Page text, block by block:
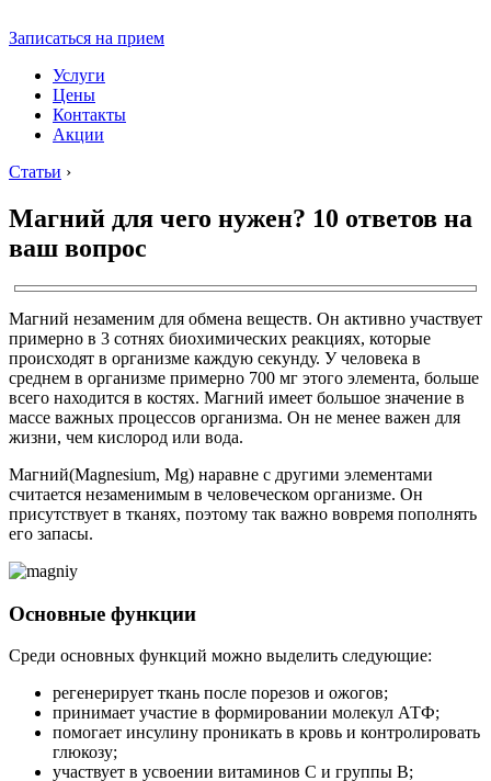
Записаться на прием
Услуги
Цены
Контакты
Акции
Статьи ›
Магний для чего нужен? 10 ответов на
ваш вопрос
Магний незаменим для обмена веществ. Он активно участвует
примерно в 3 сотнях биохимических реакциях, которые
происходят в организме каждую секунду. У человека в
среднем в организме примерно 700 мг этого элемента, больше
всего находится в костях. Магний имеет большое значение в
массе важных процессов организма. Он не менее важен для
жизни, чем кислород или вода.
Магний(Magnesium, Mg) наравне с другими элементами
считается незаменимым в человеческом организме. Он
присутствует в тканях, поэтому так важно вовремя пополнять
его запасы.
Основные функции
Среди основных функций можно выделить следующие:
регенерирует ткань после порезов и ожогов;
принимает участие в формировании молекул АТФ;
помогает инсулину проникать в кровь и контролировать
глюкозу;
участвует в усвоении витаминов С и группы В;